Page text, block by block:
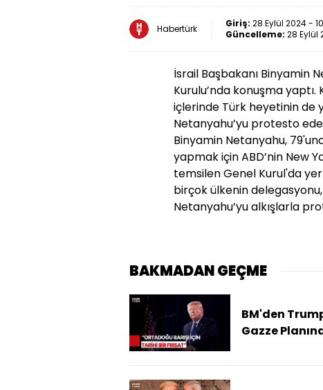
Habertürk Giriş: 28 Eylül 2024 -
Güncelleme: 28 Eylül
İsrail Başbakanı Binyamin
Kurulu’nda konuşma yaptı.
içlerinde Türk heyetinin de
Netanyahu’yu protesto
Binyamin Netanyahu,
yapmak için ABD’nin New
temsilen Genel Kurul'da
birçok ülkenin
Netanyahu’yu alkışlarla
BAKMADAN GEÇME
BM'den
Gazze